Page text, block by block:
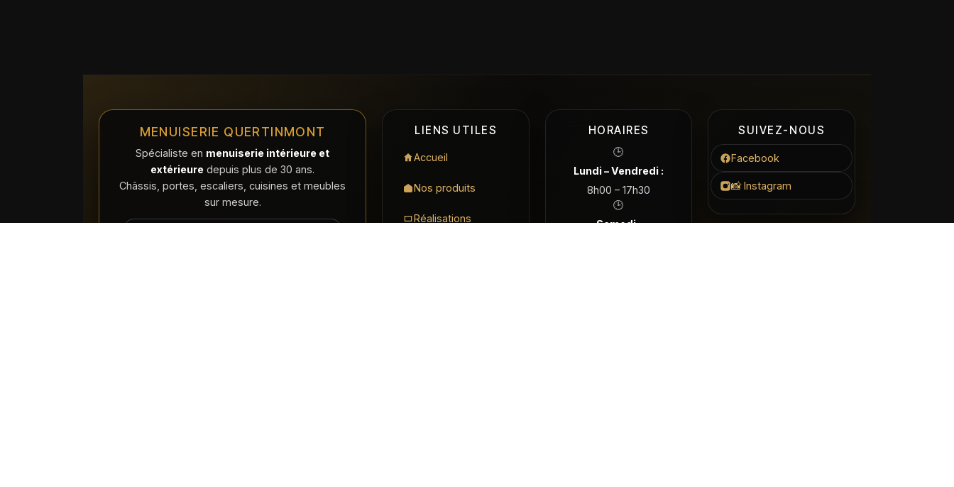
MENUISERIE QUERTINMONT
Spécialiste en menuiserie intérieure et
extérieure depuis plus de 30 ans.
Châssis, portes, escaliers, cuisines et meubles
sur mesure.
LIENS UTILES
Accueil
Nos produits
Réalisations
HORAIRES
🕒
Lundi – Vendredi :
8h00 – 17h30
🕒
Samedi :
SUIVEZ-NOUS
Facebook
📸 Instagram